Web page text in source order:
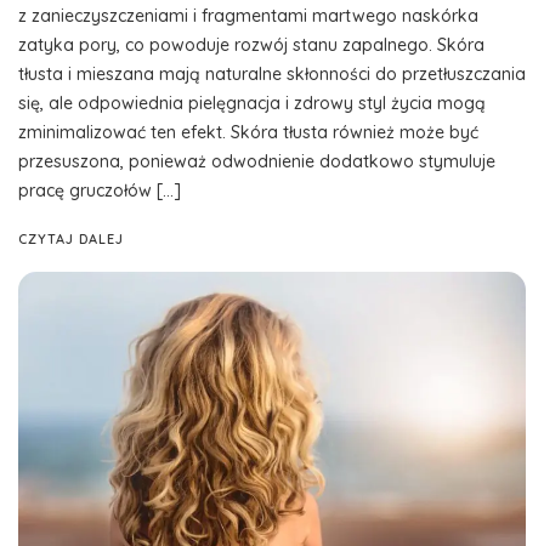
z zanieczyszczeniami i fragmentami martwego naskórka
zatyka pory, co powoduje rozwój stanu zapalnego. Skóra
tłusta i mieszana mają naturalne skłonności do przetłuszczania
się, ale odpowiednia pielęgnacja i zdrowy styl życia mogą
zminimalizować ten efekt. Skóra tłusta również może być
przesuszona, ponieważ odwodnienie dodatkowo stymuluje
pracę gruczołów […]
CZYTAJ DALEJ